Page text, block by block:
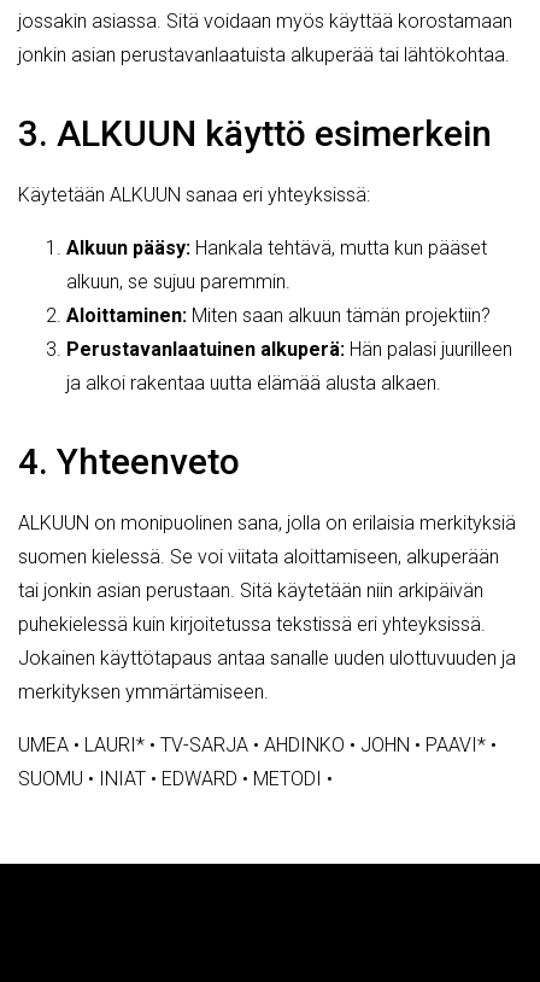
jossakin asiassa. Sitä voidaan myös käyttää korostamaan
jonkin asian perustavanlaatuista alkuperää tai lähtökohtaa.
3. ALKUUN käyttö esimerkein
Käytetään ALKUUN sanaa eri yhteyksissä:
Alkuun pääsy: Hankala tehtävä, mutta kun pääset
alkuun, se sujuu paremmin.
Aloittaminen: Miten saan alkuun tämän projektiin?
Perustavanlaatuinen alkuperä: Hän palasi juurilleen
ja alkoi rakentaa uutta elämää alusta alkaen.
4. Yhteenveto
ALKUUN on monipuolinen sana, jolla on erilaisia merkityksiä
suomen kielessä. Se voi viitata aloittamiseen, alkuperään
tai jonkin asian perustaan. Sitä käytetään niin arkipäivän
puhekielessä kuin kirjoitetussa tekstissä eri yhteyksissä.
Jokainen käyttötapaus antaa sanalle uuden ulottuvuuden ja
merkityksen ymmärtämiseen.
UMEA • LAURI* • TV-SARJA • AHDINKO • JOHN • PAAVI* •
SUOMU • INIAT • EDWARD • METODI •